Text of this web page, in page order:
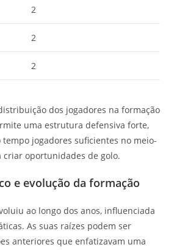
2
2
2
dos jogadores na formação
uma estrutura defensiva forte,
jogadores suficientes no meio-
criar oportunidades de golo.
e evolução da formação
ao longo dos anos, influenciada
As suas raízes podem ser
anteriores que enfatizavam uma